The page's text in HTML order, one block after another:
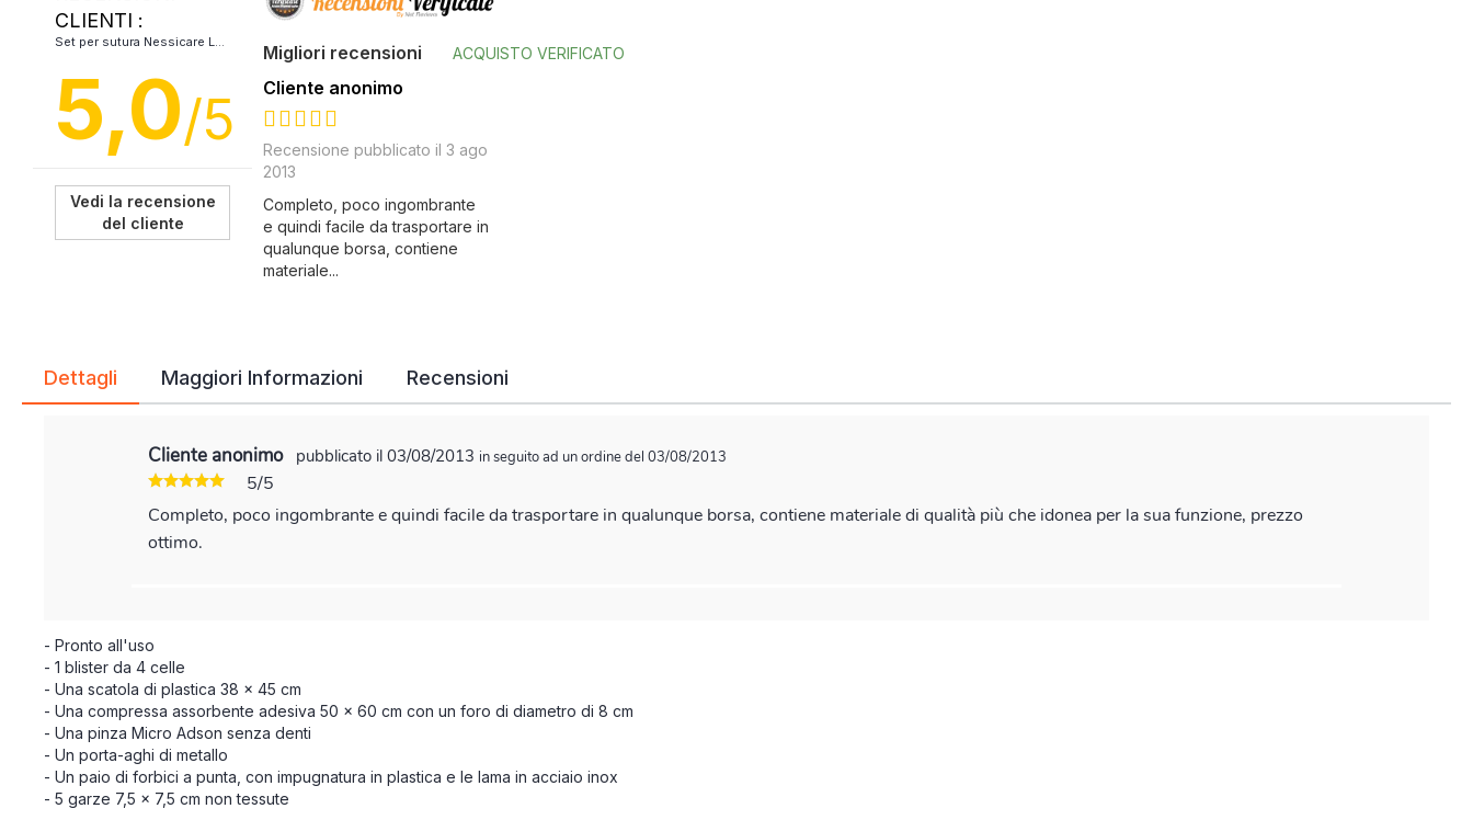
CLIENTI :
Set per sutura Nessicare LCH
5,0/5
Vedi la recensione
del cliente
Migliori recensioni ACQUISTO VERIFICATO
Cliente anonimo
100%
Recensione pubblicato il 3 ago
2013
Completo, poco ingombrante
e quindi facile da trasportare in
qualunque borsa, contiene
materiale...
Dettagli
Descrizione del Set per sutura Nessicare:
Set per sutura Nessicareè l'ideale da utilizzare per la piccola chirurgia di emergenza e le suture di base.
- Pronto all'uso
- 1 blister da 4 celle
- Una scatola di plastica 38 x 45 cm
- Una compressa assorbente adesiva 50 x 60 cm con un foro di diametro di 8 cm
- Una pinza Micro Adson senza denti
- Un porta-aghi di metallo
- Un paio di forbici a punta, con impugnatura in plastica e le lama in acciaio inox
- 5 garze 7,5 x 7,5 cm non tessute
Maggiori Informazioni Recensioni
Cliente anonimo pubblicato il 03/08/2013 in seguito ad un ordine del 03/08/2013
5/5
Completo, poco ingombrante e quindi facile da trasportare in qualunque borsa, contiene materiale di qualità più che idonea per la sua funzione, prezzo
ottimo.